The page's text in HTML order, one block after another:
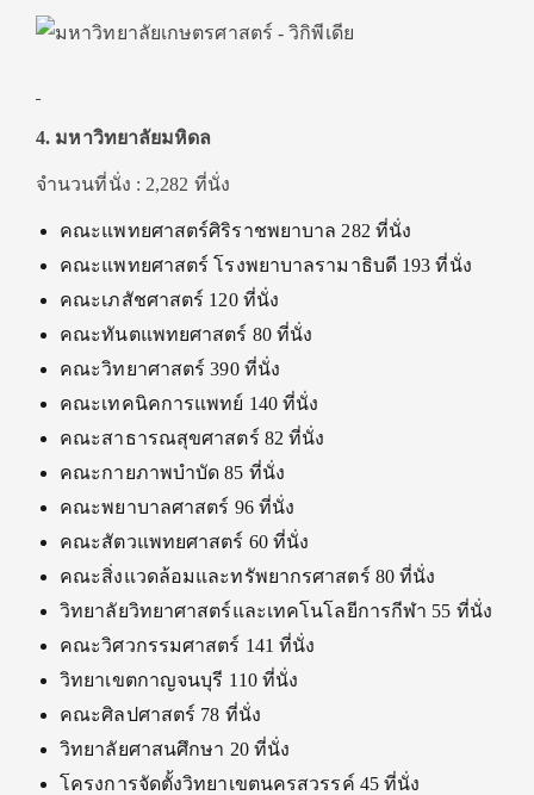
4. มหาวิทยาลัยมหิดล
จำนวนที่นั่ง : 2,282 ที่นั่ง
คณะแพทยศาสตร์ศิริราชพยาบาล 282 ที่นั่ง
คณะแพทยศาสตร์ โรงพยาบาลรามาธิบดี 193 ที่นั่ง
คณะเภสัชศาสตร์ 120 ที่นั่ง
คณะทันตแพทยศาสตร์ 80 ที่นั่ง
คณะวิทยาศาสตร์ 390 ที่นั่ง
คณะเทคนิคการแพทย์ 140 ที่นั่ง
คณะสาธารณสุขศาสตร์ 82 ที่นั่ง
คณะกายภาพบำบัด 85 ที่นั่ง
คณะพยาบาลศาสตร์ 96 ที่นั่ง
คณะสัตวแพทยศาสตร์ 60 ที่นั่ง
คณะสิ่งแวดล้อมและทรัพยากรศาสตร์ 80 ที่นั่ง
วิทยาลัยวิทยาศาสตร์และเทคโนโลยีการกีฬา 55 ที่นั่ง
คณะวิศวกรรมศาสตร์ 141 ที่นั่ง
วิทยาเขตกาญจนบุรี 110 ที่นั่ง
คณะศิลปศาสตร์ 78 ที่นั่ง
วิทยาลัยศาสนศึกษา 20 ที่นั่ง
โครงการจัดตั้งวิทยาเขตนครสวรรค์ 45 ที่นั่ง